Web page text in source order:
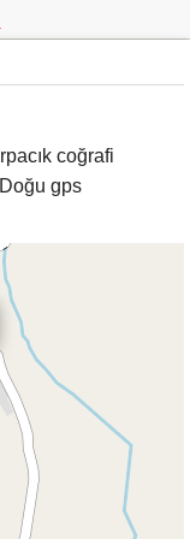
coğrafi
Doğu gps